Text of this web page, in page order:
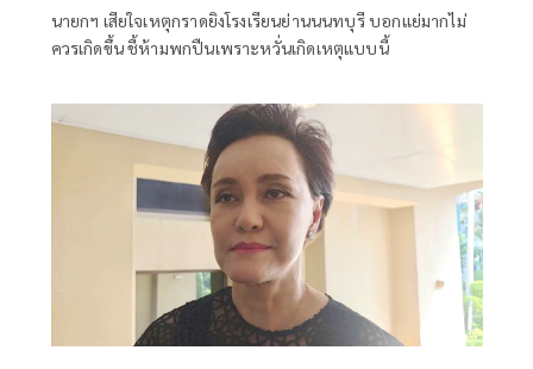
นายกฯ เสียใจเหตุกราดยิงโรงเรียนย่านนนทบุรี บอกแย่มากไม่
ควรเกิดขึ้น ชี้ห้ามพกปืนเพราะหวั่นเกิดเหตุแบบนี้